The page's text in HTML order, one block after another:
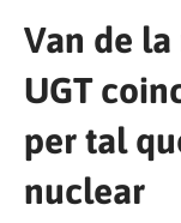
Van de la
UGT
per tal
nuclear